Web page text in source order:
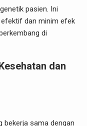
pasien. Ini
dan minim efek
di
dan
bekerja sama dengan